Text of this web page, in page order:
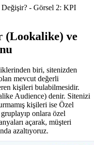
Değişir? - Görsel 2: KPI
(Lookalike) ve
biri, sitenizden
mevcut değerli
kişileri bulabilmesidir.
Audience) denir. Sitenizi
kişileri ise Özel
onlara özel
açarak, müşteri
azaltıyoruz.